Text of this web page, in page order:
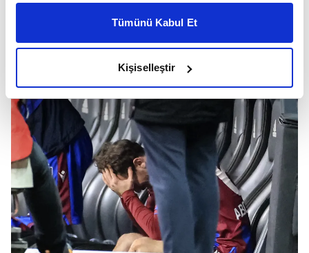
daha iyi reklam deneyimi yaşatabiliriz. Bunu yaparken
amacımızın size daha iyi bir reklam deneyimi sunmak
elimizden gelen çabayı gösterdiğimizi ve bu noktada,
kalemimiz olduğunu sizlere hatırlatmak isteriz.
Her halükârda, kullanıcılar, bu çerezlere izin vermedikleri
takdirde, kullanıcılara hedefli reklamlar
gösterilmeyecektir."
Sizlere daha iyi bir hizmet sunabilmek için İnternet
Sitemizde kendimize ve üçüncü kişilere ait çerezler
kullanılmaktadır. Bu çerezler vasıtasıyla çeşitli kişisel
Tümünü Kabul Et
Kişiselleştir